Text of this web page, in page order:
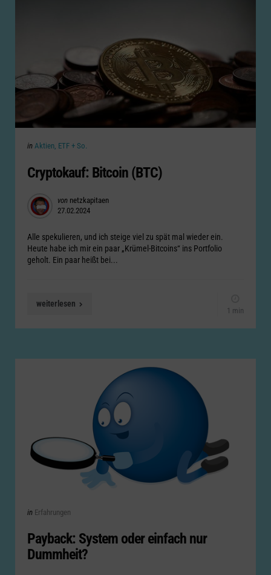
Categories
Posted
in Aktien, ETF + So.
Cryptokauf: Bitcoin (BTC)
Posted
by
von netzkapitaen
27.02.2024
Alle spekulieren, und ich steige viel zu spät mal wieder ein.
Heute habe ich mir ein paar „Krümel-Bitcoins“ ins Portfolio
geholt. Ein paar heißt bei...
weiterlesen
1 min
Categories
Posted
in Erfahrungen
Payback: System oder einfach nur
Dummheit?